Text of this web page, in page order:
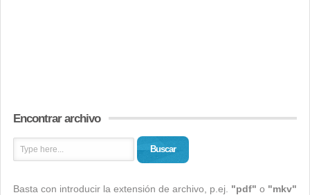
Encontrar archivo
Buscar
Basta con introducir la extensión de archivo, p.ej. "pdf" o "mkv"